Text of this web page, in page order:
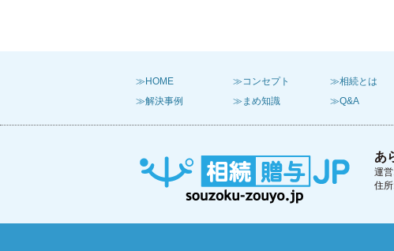
≫HOME ≫コンセプト ≫相続とは
≫解決事例
≫まめ知識 ≫Q&A
あ
運
住